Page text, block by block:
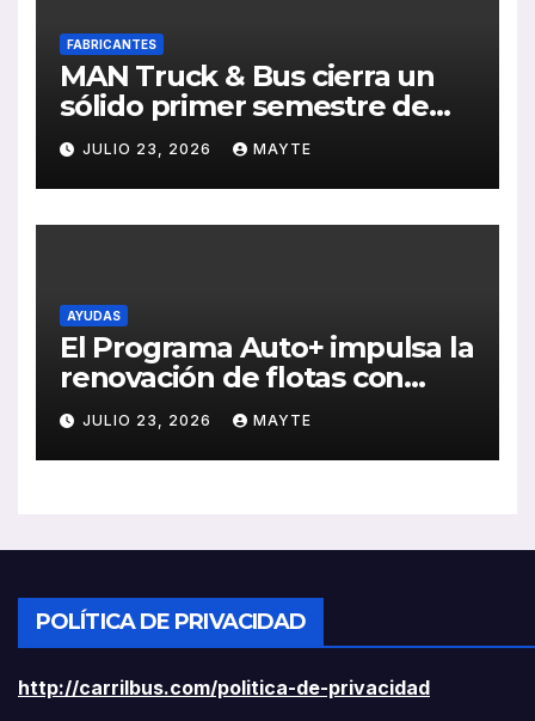
FABRICANTES
MAN Truck & Bus cierra un
sólido primer semestre de
2026 con crecimiento en
ventas, pedidos y
rentabilidad
JULIO 23, 2026 MAYTE
AYUDAS
El Programa Auto+ impulsa la
renovación de flotas con
ayudas a vehículos eléctricos
ligeros
JULIO 23, 2026 MAYTE
POLÍTICA DE PRIVACIDAD
http://carrilbus.com/politica-de-privacidad